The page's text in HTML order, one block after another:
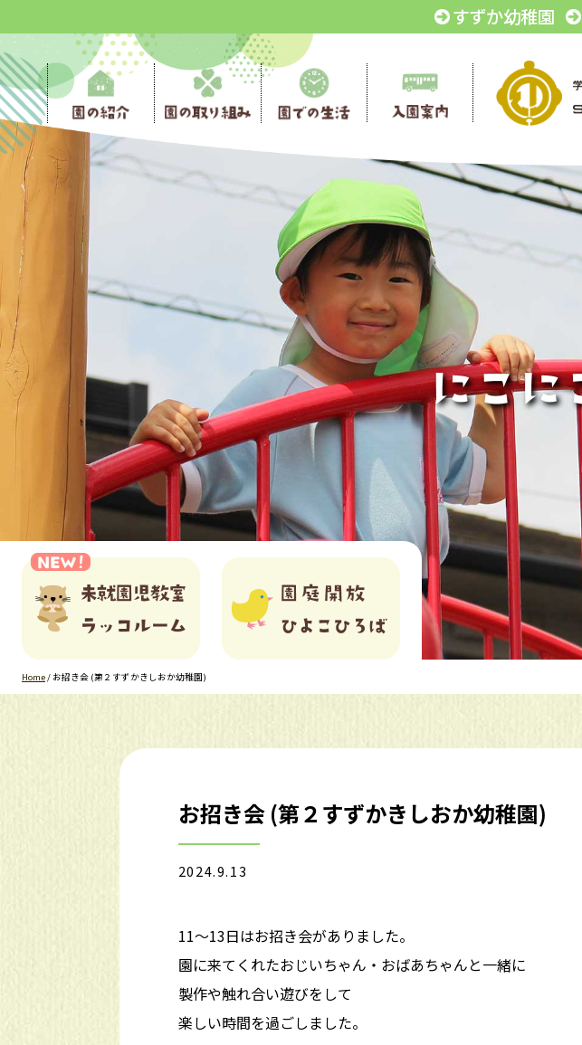
すずか幼稚園
Home/ お招き会 (第２すずかきしおか幼稚園)
お招き会 (第２すずかきしおか幼稚園)
2024.9.13
11～13日はお招き会がありました。
園に来てくれたおじいちゃん・おばあちゃんと一緒に
製作や触れ合い遊びをして
楽しい時間を過ごしました。